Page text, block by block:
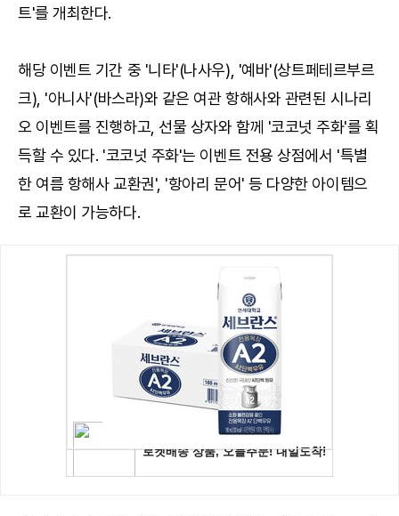
트'를 개최한다.
해당 이벤트 기간 중 '니타'(나사우), '예바'(상트페테르부르
크), '아니사'(바스라)와 같은 여관 항해사와 관련된 시나리
오 이벤트를 진행하고, 선물 상자와 함께 '코코넛 주화'를 획
득할 수 있다. '코코넛 주화'는 이벤트 전용 상점에서 '특별
한 여름 항해사 교환권', '항아리 문어' 등 다양한 아이템으
로 교환이 가능하다.